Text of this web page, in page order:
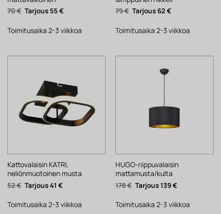
70€ Alkuperäinen
hinta
70 €.
55€Nykyinen
55 €.
Toimitusaika 2-3 viikkoa
79€ Alkuperäinen
hinta
79 €.
62€Nykyinen
62 €.
Toimitusaika 2-3 viikkoa
Kattovalaisin KATRI,
neliönmuotoinen musta
52€ Alkuperäinen
hinta
52 €.
41 €Nykyinen
41 €.
Toimitusaika 2-3 viikkoa
HUGO-riippuvalaisin
mattamusta/kulta
178€ Alkuperäinen
hinta
178 €.
139€Nykyinen
139 €.
Toimitusaika 2-3 viikkoa